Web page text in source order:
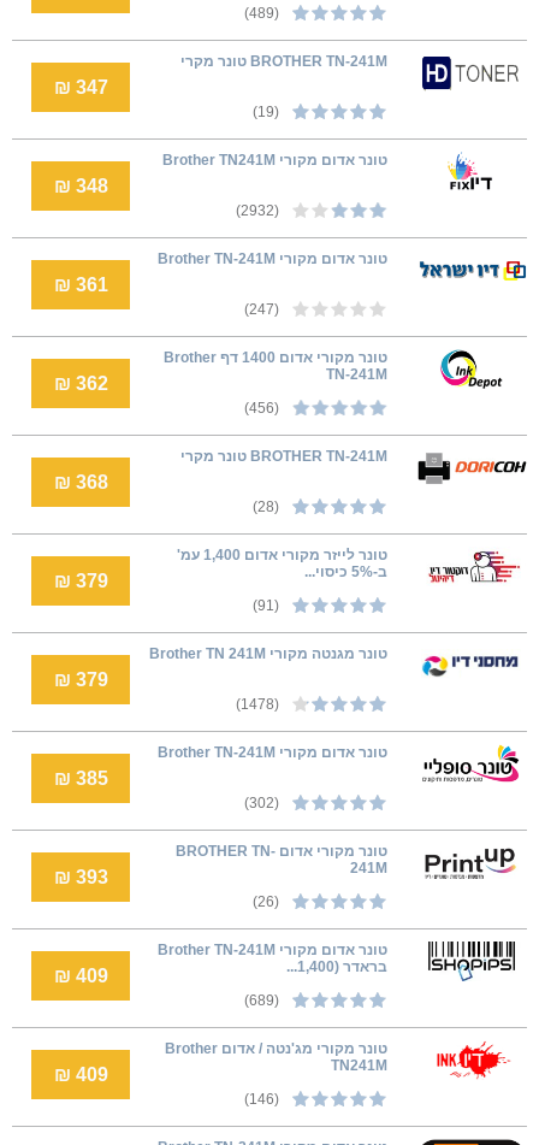
(489)
BROTHER TN-241M טונר מקרי
(19)
347 ₪
טונר אדום מקורי Brother TN241M
(2932)
348 ₪
טונר אדום מקורי Brother TN-241M
(247)
361 ₪
טונר מקורי אדום 1400 דף Brother
TN-241M
(456)
362 ₪
BROTHER TN-241M טונר מקרי
(28)
368 ₪
טונר לייזר מקורי אדום 1,400 עמ'
ב-5% כיסוי...
(91)
379 ₪
טונר מגנטה מקורי Brother TN 241M
(1478)
379 ₪
טונר אדום מקורי Brother TN-241M
(302)
385 ₪
טונר מקורי אדום BROTHER TN-
241M
(26)
393 ₪
טונר אדום מקורי Brother TN-241M
בראדר (1,400...
(689)
409 ₪
טונר מקורי ‏מג'נטה / אדום Brother
TN241M
(146)
409 ₪